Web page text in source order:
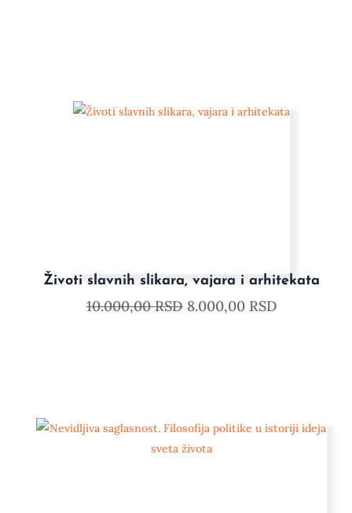
Životi slavnih slikara, vajara i arhitekata
10.000,00RSD 8.000,00 RSD